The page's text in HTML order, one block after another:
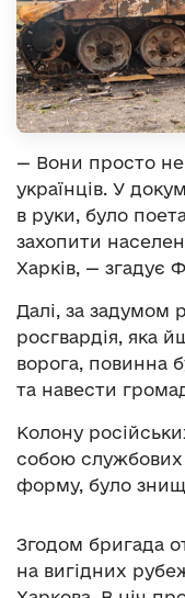
— Вони просто не
українців. У
в руки, було
захопити
Харків, — згадує
Далі, за задумом
росгвардія, яка
ворога, повинна
та навести
Колону
собою службових
форму, було
Згодом бригада
на вигідних